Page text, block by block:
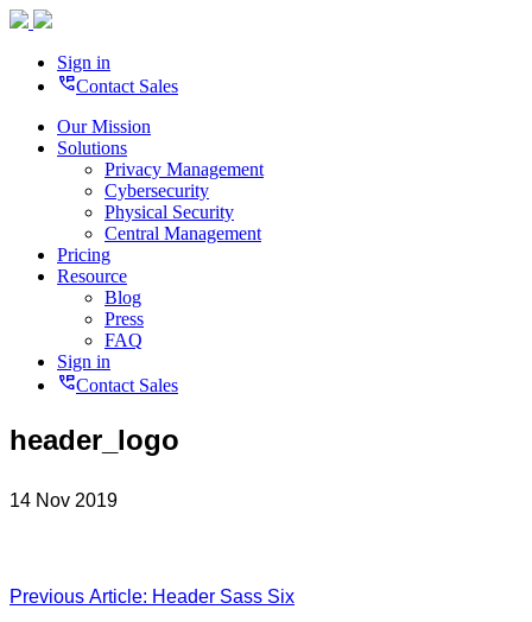
Sign in
perm_phone_msgContact Sales
Our Mission
Solutions
Privacy Management
Cybersecurity
Physical Security
Central Management
Pricing
Resource
Blog
Press
FAQ
Sign in
perm_phone_msgContact Sales
header_logo
14 Nov 2019
Post
Previous Article: Header Sass Six